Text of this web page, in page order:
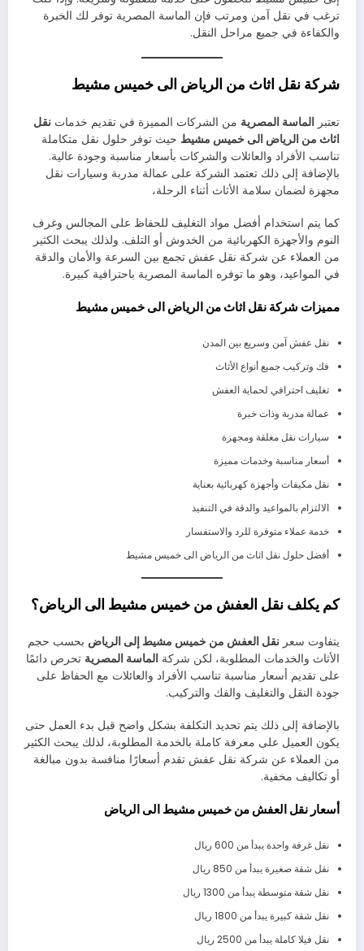
ترغب في نقل آمن ومرتب فإن الماسة المصرية توفر لك الخبرة
والكفاءة في جميع مراحل النقل.
شركة نقل اثاث من الرياض الى خميس مشيط
تعتبر الماسة المصرية من الشركات المميزة في تقديم خدمات نقل
اثاث من الرياض الى خميس مشيط حيث توفر حلول نقل متكاملة
تناسب الأفراد والعائلات والشركات بأسعار مناسبة وجودة عالية.
بالإضافة إلى ذلك تعتمد الشركة على عمالة مدربة وسيارات نقل
مجهزة لضمان سلامة الأثاث أثناء الرحلة،
كما يتم استخدام أفضل مواد التغليف للحفاظ على المجالس وغرف
النوم والأجهزة الكهربائية من الخدوش أو التلف. ولذلك يبحث الكثير
من العملاء عن شركة نقل عفش تجمع بين السرعة والأمان والدقة
في المواعيد، وهو ما توفره الماسة المصرية باحترافية كبيرة.
مميزات شركة نقل اثاث من الرياض الى خميس مشيط
نقل عفش آمن وسريع بين المدن
فك وتركيب جميع أنواع الأثاث
تغليف احترافي لحماية العفش
عمالة مدربة وذات خبرة
سيارات نقل مغلقة ومجهزة
أسعار مناسبة وخدمات مميزة
نقل مكيفات وأجهزة كهربائية بعناية
الالتزام بالمواعيد والدقة في التنفيذ
خدمة عملاء متوفرة للرد والاستفسار
أفضل حلول نقل اثاث من الرياض الى خميس مشيط
كم يكلف نقل العفش من خميس مشيط الى الرياض؟
يتفاوت سعر نقل العفش من خميس مشيط إلى الرياض بحسب حجم
الأثاث والخدمات المطلوبة، لكن شركة الماسة المصرية تحرص دائمًا
على تقديم أسعار مناسبة تناسب الأفراد والعائلات مع الحفاظ على
جودة النقل والتغليف والفك والتركيب.
بالإضافة إلى ذلك يتم تحديد التكلفة بشكل واضح قبل بدء العمل حتى
يكون العميل على معرفة كاملة بالخدمة المطلوبة، لذلك يبحث الكثير
من العملاء عن شركة نقل عفش تقدم أسعارًا منافسة بدون مبالغة
أو تكاليف مخفية.
أسعار نقل العفش من خميس مشيط الى الرياض
نقل غرفة واحدة يبدأ من 600 ريال
نقل شقة صغيرة يبدأ من 850 ريال
نقل شقة متوسطة يبدأ من 1300 ريال
نقل شقة كبيرة يبدأ من 1800 ريال
نقل فيلا كاملة يبدأ من 2500 ريال